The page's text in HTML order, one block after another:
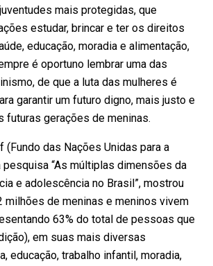
mais protegidas, que
estudar, brincar e ter os direitos
educação, moradia e alimentação,
é oportuno lembrar uma das
de que a luta das mulheres é
garantir um futuro digno, mais justo e
futuras gerações de meninas.
(Fundo das Nações Unidas para a
pesquisa “As múltiplas dimensões da
e adolescência no Brasil”, mostrou
milhões de meninas e meninos vivem
63% do total de pessoas que
em suas mais diversas
educação, trabalho infantil, moradia,